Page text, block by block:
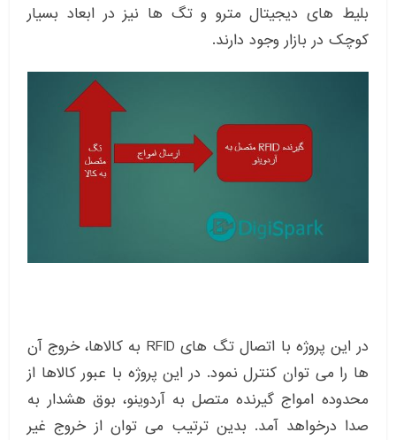
بلیط های دیجیتال مترو و تگ ها نیز در ابعاد بسیار
کوچک در بازار وجود دارند.
در این پروژه با اتصال تگ های RFID به کالاها، خروج آن
ها را می توان کنترل نمود. در این پروژه با عبور کالاها از
محدوده امواج گیرنده متصل به آردوینو، بوق هشدار به
صدا درخواهد آمد. بدین ترتیب می توان از خروج غیر